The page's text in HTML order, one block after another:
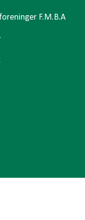
F.M.B.A